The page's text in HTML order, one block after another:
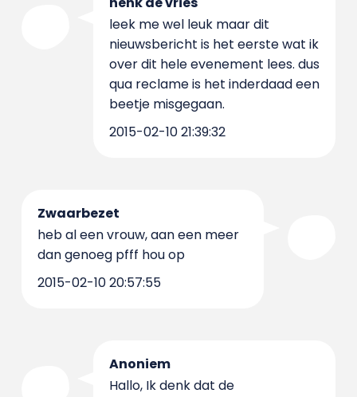
leek me wel leuk maar dit
nieuwsbericht is het eerste wat ik
over dit hele evenement lees. dus
qua reclame is het inderdaad een
beetje misgegaan.
2015-02-10 21:39:32
Zwaarbezet
heb al een vrouw, aan een meer
dan genoeg pfff hou op
2015-02-10 20:57:55
Anoniem
Hallo, Ik denk dat de